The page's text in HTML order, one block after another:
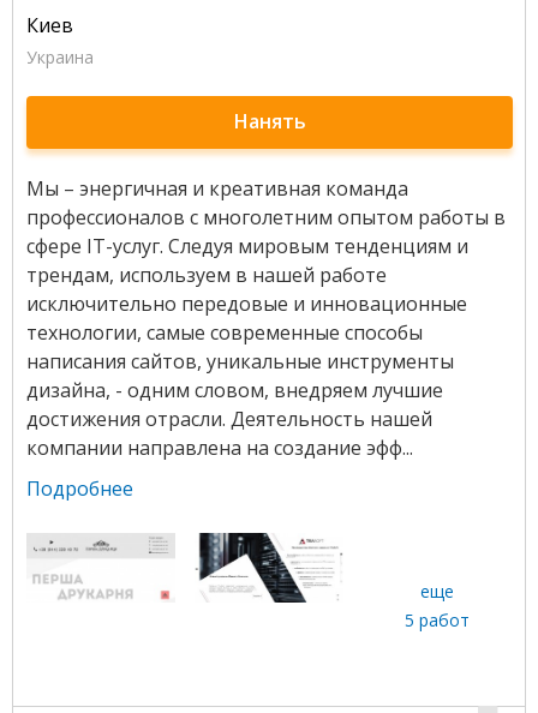
Киев
Украина
Нанять
Мы – энергичная и креативная команда
профессионалов с многолетним опытом работы в
сфере IT-услуг. ​Следуя мировым тенденциям и
трендам, используем в нашей работе
исключительно передовые и инновационные
технологии, самые современные способы
написания сайтов, уникальные инструменты
дизайна, - одним словом, внедряем лучшие
достижения отрасли. ​Деятельность нашей
компании направлена на создание эфф...
Подробнее
еще
5 работ